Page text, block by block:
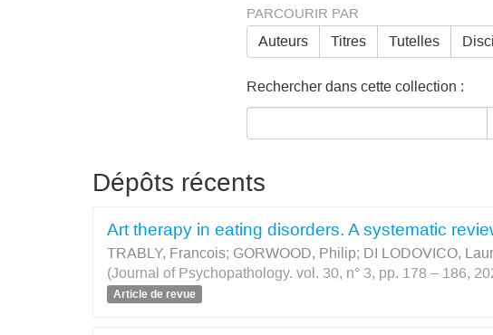
PARCOURIR PAR
Auteurs
Titres Tutelles
Rechercher dans cette collection :
Dépôts récents
Art therapy in eating disorders. A systematic
TRABLY, Francois; GORWOOD, Philip; DI LODOVICO,
(Journal of Psychopathology. vol. 30, n° 3, pp. 178 – 186,
Article de revue